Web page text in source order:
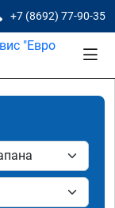
+7 (8692) 77-90-35